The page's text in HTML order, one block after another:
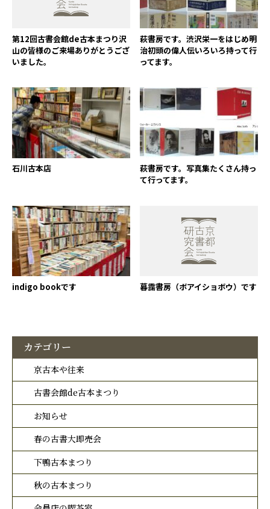
第12回古書会館de古本まつり沢
山の皆様のご来場ありがとうござ
いました。
萩書房です。渋沢栄一をはじめ明
治初頭の偉人伝いろいろ持って行
ってます。
石川古本店
萩書房です。写真集たくさん持っ
て行ってます。
indigo bookです 暮靄書房（ボアイショボウ）です
カテゴリー
京古本や往来
古書会館de古本まつり
お知らせ
春の古書大即売会
下鴨古本まつり
秋の古本まつり